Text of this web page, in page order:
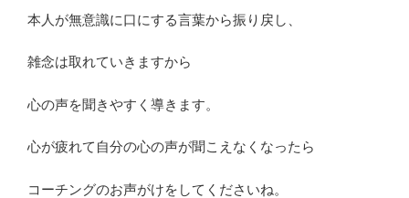
本人が無意識に口にする言葉から振り戻し、
雑念は取れていきますから
心の声を聞きやすく導きます。
心が疲れて自分の心の声が聞こえなくなったら
コーチングのお声がけをしてくださいね。